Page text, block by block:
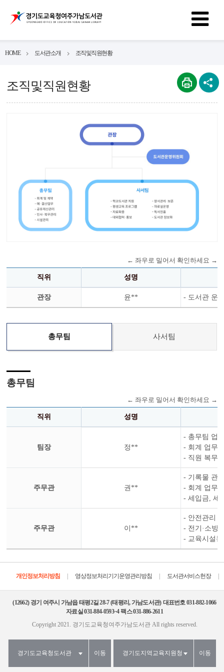
HOME 도서관소개 조직및직원현황
조직및직원현황
직위 성명
관장 윤** - 도서관 운
총무팀 사서팀
총무팀
직위 성명
팀장 정**
- 총무팀 업
- 회계 업무
- 직원 복무
주무관 권**
- 기록물 관
- 회계 업무
- 세입금, 세
주무관 이**
- 안전관리
- 전기·소방
- 교육시설
개인정보처리방침 영상정보처리기기운영관리방침 도서관서비스헌장
(12662) 경기 여주시 가남읍 태평2길 28-7 (태평리, 가남도서관) 대표번호 031-882-1066
자료실 031-884-0593~4 팩스 031-886-2611
Copyright 2021. 경기도교육청여주가남도서관 All rights reserved.
경기도교육청도서관 이동 경기도지역교육지원청 이동